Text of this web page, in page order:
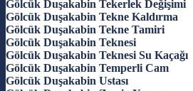
Gölcük Duşakabin Tekerlek Değişimi
Gölcük Duşakabin Tekne Kaldırma
Gölcük Duşakabin Tekne Tamiri
Gölcük Duşakabin Teknesi
Gölcük Duşakabin Teknesi Su Kaçağı
Gölcük Duşakabin Temperli Cam
Gölcük Duşakabin Ustası